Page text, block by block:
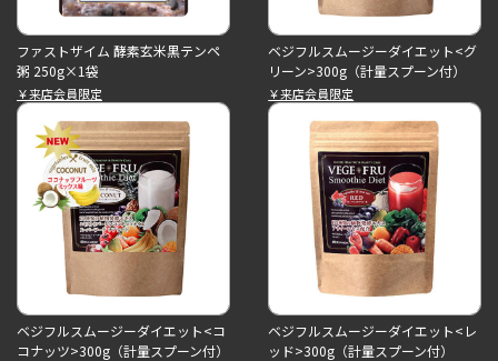
ファストザイム 酵素玄米黒テンペ
粥 250g×1袋
￥来店会員限定
ベジフルスムージーダイエット<グ
リーン>300g（計量スプーン付）
￥来店会員限定
ベジフルスムージーダイエット<コ
コナッツ>300g（計量スプーン付）
ベジフルスムージーダイエット<レ
ッド>300g（計量スプーン付）